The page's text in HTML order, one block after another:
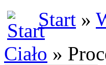
Start »
Ciało »